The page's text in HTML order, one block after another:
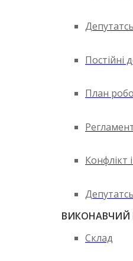
Постійні
План
Конфлікт
ВИКОНАВЧИЙ
Склад